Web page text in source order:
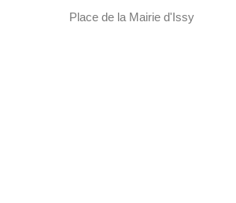
Place de la Mairie d'Issy